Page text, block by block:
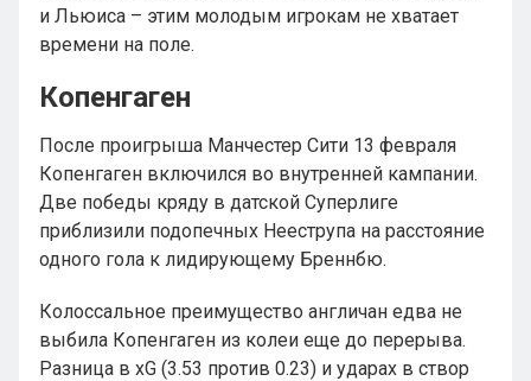
и Льюиса – этим молодым игрокам не хватает
времени на поле.
Копенгаген
После проигрыша Манчестер Сити 13 февраля
Копенгаген включился во внутренней кампании.
Две победы кряду в датской Суперлиге
приблизили подопечных Нееструпа на расстояние
одного гола к лидирующему Бреннбю.
Колоссальное преимущество англичан едва не
выбила Копенгаген из колеи еще до перерыва.
Разница в xG (3.53 против 0.23) и ударах в створ